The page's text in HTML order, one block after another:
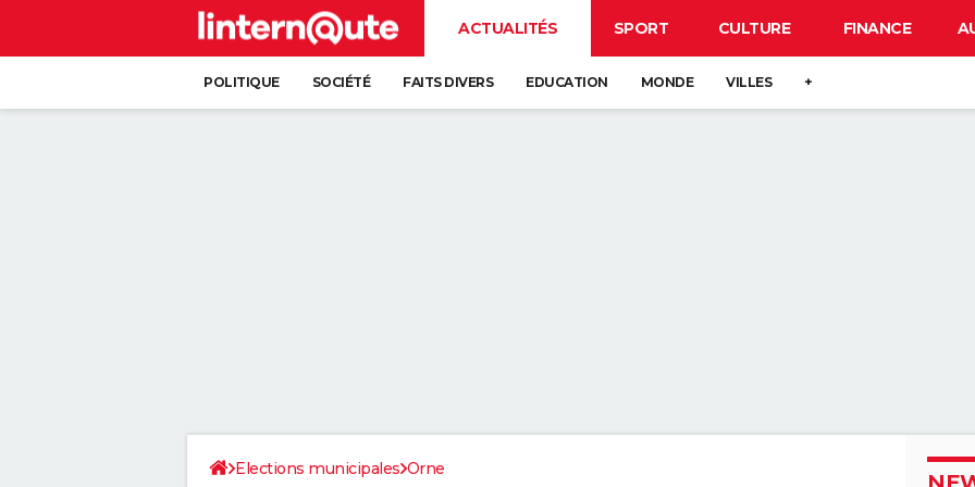
ACTUALITÉS SPORT CULTURE FINANCE
POLITIQUE SOCIÉTÉ FAITS DIVERS EDUCATION MONDE VILLES +
Elections municipales Orne